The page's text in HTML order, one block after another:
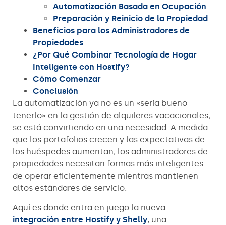
Automatización Basada en Ocupación
Preparación y Reinicio de la Propiedad
Beneficios para los Administradores de
Propiedades
¿Por Qué Combinar Tecnología de Hogar
Inteligente con Hostify?
Cómo Comenzar
Conclusión
La automatización ya no es un «sería bueno
tenerlo» en la gestión de alquileres vacacionales;
se está convirtiendo en una necesidad. A medida
que los portafolios crecen y las expectativas de
los huéspedes aumentan, los administradores de
propiedades necesitan formas más inteligentes
de operar eficientemente mientras mantienen
altos estándares de servicio.
Aquí es donde entra en juego la nueva
integración entre Hostify y Shelly, una